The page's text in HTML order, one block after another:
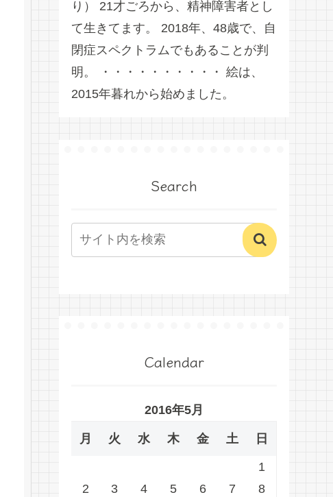
り） 21才ごろから、精神障害者とし
て生きてます。 2018年、48歳で、自
閉症スペクトラムでもあることが判
明。 ・・・・・・・・・・ 絵は、
2015年暮れから始めました。
Search
Calendar
2016年5月
月 火 水 木 金 土 日
1
2
3 4 5 6 7
8